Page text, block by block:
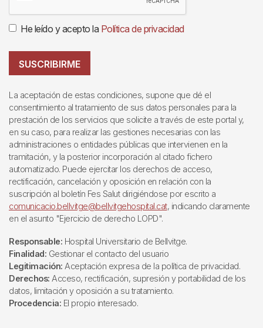
He leído y acepto la Política de privacidad
SUSCRIBIRME
La aceptación de estas condiciones, supone que dé el
consentimiento al tratamiento de sus datos personales para la
prestación de los servicios que solicite a través de este portal y,
en su caso, para realizar las gestiones necesarias con las
administraciones o entidades públicas que intervienen en la
tramitación, y la posterior incorporación al citado fichero
automatizado. Puede ejercitar los derechos de acceso,
rectificación, cancelación y oposición en relación con la
suscripción al boletín Fes Salut dirigiéndose por escrito a
comunicacio.bellvitge@bellvitgehospital.cat, indicando claramente
en el asunto "Ejercicio de derecho LOPD".
Responsable: Hospital Universitario de Bellvitge.
Finalidad: Gestionar el contacto del usuario
Legitimación: Aceptación expresa de la política de privacidad.
Derechos: Acceso, rectificación, supresión y portabilidad de los
datos, limitación y oposición a su tratamiento.
Procedencia: El propio interesado.